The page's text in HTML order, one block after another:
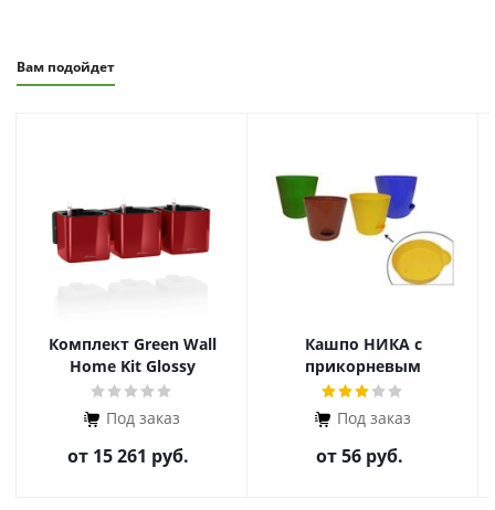
так как крупные капли воды не должны попадать
Вам подойдет
Комплект Green Wall
Home Kit Glossy
Под заказ
от 15 261 руб.
Кашпо НИКА с
прикорневым
поливом
Под заказ
от56 руб.